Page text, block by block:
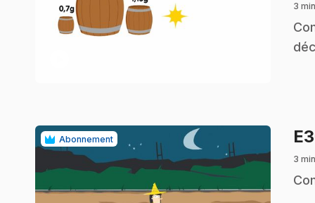
3
.
Abonnement
3
.